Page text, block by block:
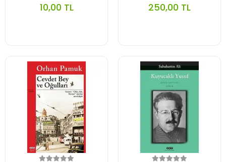
10,00 TL 250,00 TL